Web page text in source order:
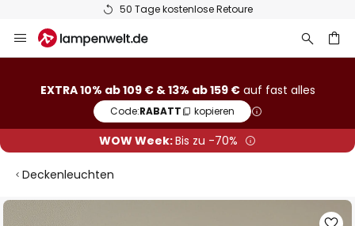
50 Tage kostenlose Retoure
Inhalt
EXTRA 10% ab 109 € & 13% ab 159 €auf fast alles
Code:RABATT kopieren
WOW Week:Bis zu -70%
Deckenleuchten
Zum